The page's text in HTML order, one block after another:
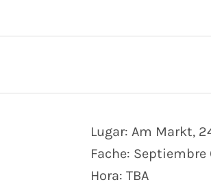
Lugar: Am Markt,
Fache: Septiembre
Hora: TBA